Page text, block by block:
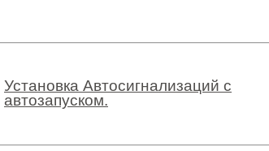
Установка Автосигнализаций с
автозапуском.